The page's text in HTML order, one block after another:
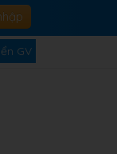
GV